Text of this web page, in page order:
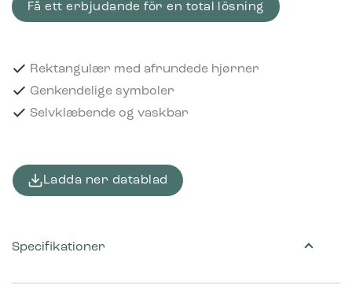
Få ett erbjudande för en total lösning
Rektangulær med afrundede hjørner
Genkendelige symboler
Selvklæbende og vaskbar
Ladda ner datablad
Specifikationer